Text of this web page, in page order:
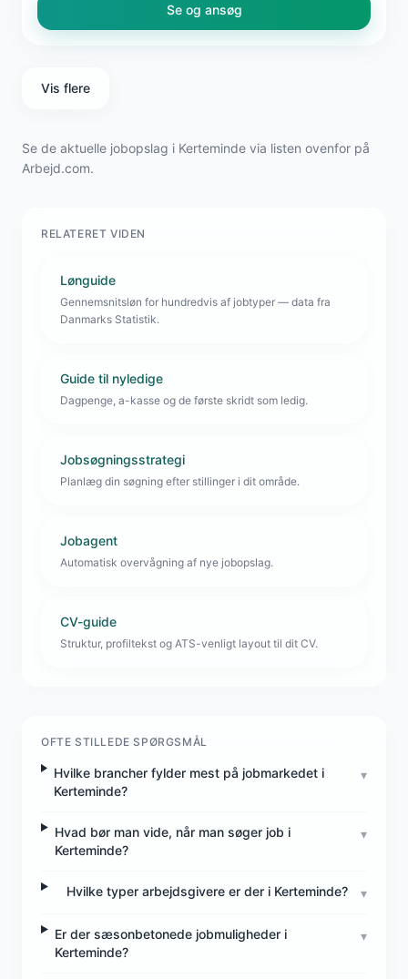
Se og ansøg
Vis flere
Se de aktuelle jobopslag i Kerteminde via listen ovenfor på
Arbejd.com.
RELATERET VIDEN
Lønguide
Gennemsnitsløn for hundredvis af jobtyper — data fra
Danmarks Statistik.
Guide til nyledige
Dagpenge, a-kasse og de første skridt som ledig.
Jobsøgningsstrategi
Planlæg din søgning efter stillinger i dit område.
Jobagent
Automatisk overvågning af nye jobopslag.
CV-guide
Struktur, profiltekst og ATS-venligt layout til dit CV.
OFTE STILLEDE SPØRGSMÅL
Hvilke brancher fylder mest på jobmarkedet i
Kerteminde?
▾
Hvad bør man vide, når man søger job i
Kerteminde?
▾
Hvilke typer arbejdsgivere er der i Kerteminde? ▾
Er der sæsonbetonede jobmuligheder i
Kerteminde?
▾